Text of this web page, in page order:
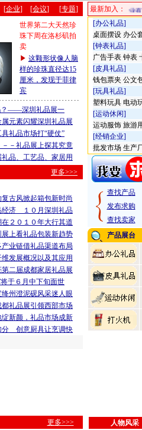
[企业] [会议] [专题]
世界第二大天然珍
珠下周在洛杉矶拍
卖
这颗形状像人脑
样的珍珠直径达15
厘米，发现于菲律
宾
？——深圳礼品展一
元素闪耀深圳礼品展
礼品市场打“硬仗”
－礼品展上探其究竟
品、工艺品、家居用
更多>>>
复古风掀起箱包新时尚
经济 １０月深圳礼品
在２０１０年大行其道
展上看礼品包装新趋势
业链借礼品渠道布局
发展概况以及其应用
第二届成都家居礼品展
将于６月中下旬面世
绛州澄泥砚风采迷人眼
礼品展引领西部市场
绽新颜，礼品市场成新
分 创意厨具让烹调快
最新加入：
思茅区森宝木艺品厂 泊头市亚兴泵业有限
[办公礼品]
桌面摆设 办公
[钟表礼品]
广告手表 钟表
[皮具礼品]
钱包票夹 公文
[玩具礼品]
塑料玩具 电动
[运动休闲]
运动服饰 旅游
[经销企业]
批发市场 生产
查找产品
发布求购
查找卖家
产品展台
更多>>>
人物风采